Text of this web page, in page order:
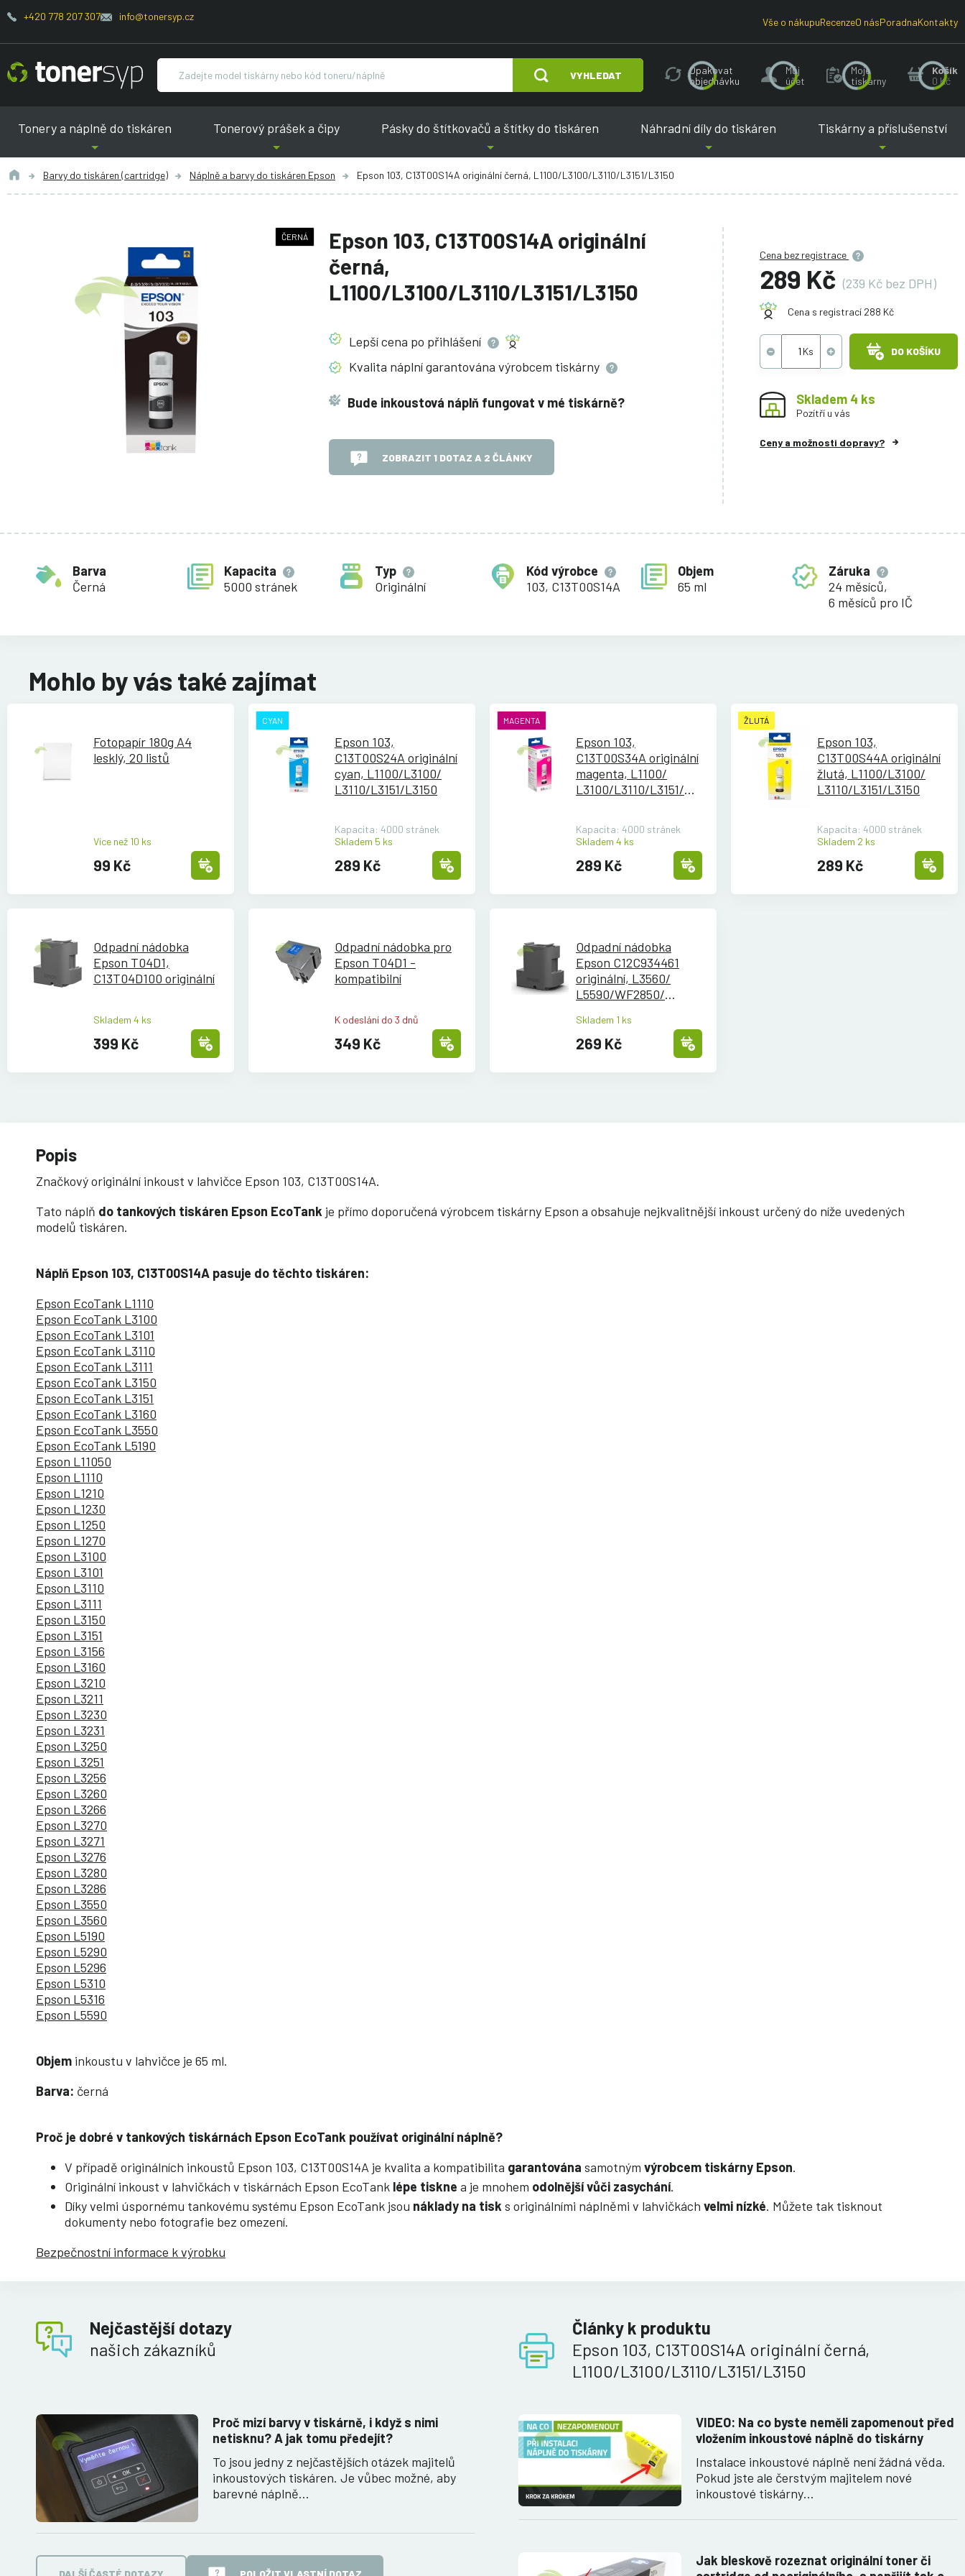
+420 778 207 307 info@tonersyp.cz Vše o nákupuRecenzeO násPoradnaKontakty
VYHLEDAT
Opakovat
objednávku
Můj
účet
Moje
tiskárny
Košík
0 Kč
Tonery a náplně do tiskáren Tonerový prášek a čipy Pásky do štítkovačů a štítky do tiskáren Náhradní díly do tiskáren Tiskárny a příslušenství
Barvy do tiskáren (cartridge) Náplně a barvy do tiskáren Epson Epson 103, C13T00S14A originální černá, L1100/L3100/L3110/L3151/L3150
ČERNÁ
Epson 103, C13T00S14A originální
černá,
L1100/L3100/L3110/L3151/L3150
Lepší cena po přihlášení
Kvalita náplní garantována výrobcem tiskárny
Bude inkoustová náplň fungovat v mé tiskárně?
ZOBRAZIT 1 DOTAZ A 2 ČLÁNKY
Cena bez registrace
289 Kč (239 Kč bez DPH)
Cena s registrací 288 Kč
DO KOŠÍKU
Skladem 4 ks
Pozítří u vás
Ceny a možnosti dopravy?
Barva
Černá
Kapacita
5000 stránek
Typ
Originální
Kód výrobce
103, C13T00S14A
Objem
65 ml
Záruka
24 měsíců,
6 měsíců pro IČ
Mohlo by vás také zajímat
Fotopapír 180g A4
lesklý, 20 listů
Více než 10 ks
99 Kč
CYAN
Epson 103,
C13T00S24A originální
cyan, L1100/L3100/
L3110/L3151/L3150
Kapacita: 4000 stránek
Skladem 5 ks
289 Kč
MAGENTA
Epson 103,
C13T00S34A originální
magenta, L1100/
L3100/L3110/L3151/
Kapacita: 4000 stránek
Skladem 4 ks
289 Kč
ŽLUTÁ
Epson 103,
C13T00S44A originální
žlutá, L1100/L3100/
L3110/L3151/L3150
Kapacita: 4000 stránek
Skladem 2 ks
289 Kč
Odpadní nádobka
Epson T04D1,
C13T04D100 originální
Skladem 4 ks
399 Kč
Odpadní nádobka pro
Epson T04D1 -
kompatibilní
K odeslání do 3 dnů
349 Kč
Odpadní nádobka
Epson C12C934461
originální, L3560/
L5590/WF2850/
XP3150
Skladem 1 ks
269 Kč
Popis
Značkový originální inkoust v lahvičce Epson 103, C13T00S14A.
Tato náplň do tankových tiskáren Epson EcoTank je přímo doporučená výrobcem tiskárny Epson a obsahuje nejkvalitnější inkoust určený do níže uvedených
modelů tiskáren.
Náplň Epson 103, C13T00S14A pasuje do těchto tiskáren:
Epson EcoTank L1110
Epson EcoTank L3100
Epson EcoTank L3101
Epson EcoTank L3110
Epson EcoTank L3111
Epson EcoTank L3150
Epson EcoTank L3151
Epson EcoTank L3160
Epson EcoTank L3550
Epson EcoTank L5190
Epson L11050
Epson L1110
Epson L1210
Epson L1230
Epson L1250
Epson L1270
Epson L3100
Epson L3101
Epson L3110
Epson L3111
Epson L3150
Epson L3151
Epson L3156
Epson L3160
Epson L3210
Epson L3211
Epson L3230
Epson L3231
Epson L3250
Epson L3251
Epson L3256
Epson L3260
Epson L3266
Epson L3270
Epson L3271
Epson L3276
Epson L3280
Epson L3286
Epson L3550
Epson L3560
Epson L5190
Epson L5290
Epson L5296
Epson L5310
Epson L5316
Epson L5590
Objem inkoustu v lahvičce je 65 ml.
Barva: černá
Proč je dobré v tankových tiskárnách Epson EcoTank používat originální náplně?
V případě originálních inkoustů Epson 103, C13T00S14A je kvalita a kompatibilita garantována samotným výrobcem tiskárny Epson.
Originální inkoust v lahvičkách v tiskárnách Epson EcoTank lépe tiskne a je mnohem odolnější vůči zasychání.
Díky velmi úspornému tankovému systému Epson EcoTank jsou náklady na tisks originálními náplněmi v lahvičkách velmi nízké. Můžete tak tisknout
dokumenty nebo fotografie bez omezení.
Bezpečnostní informace k výrobku
Nejčastější dotazy
našich zákazníků
Články k produktu
Epson 103, C13T00S14A originální černá,
L1100/L3100/L3110/L3151/L3150
Proč mizí barvy v tiskárně, i když s nimi
netisknu? A jak tomu předejít?
To jsou jedny z nejčastějších otázek majitelů
inkoustových tiskáren. Je vůbec možné, aby
barevné náplně…
DALŠÍ ČASTÉ DOTAZY POLOŽIT VLASTNÍ DOTAZ
VIDEO: Na co byste neměli zapomenout před
vložením inkoustové náplně do tiskárny
Instalace inkoustové náplně není žádná věda.
Pokud jste ale čerstvým majitelem nové
inkoustové tiskárny…
Jak bleskově rozeznat originální toner či